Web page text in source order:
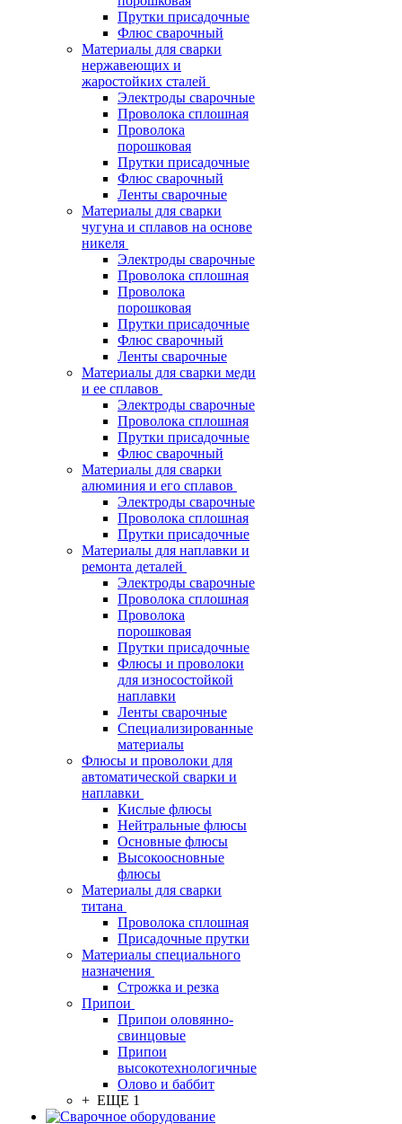
Прутки присадочные
Флюс сварочный
Материалы для сварки
нержавеющих и
жаростойких сталей
Электроды сварочные
Проволока сплошная
Проволока
порошковая
Прутки присадочные
Флюс сварочный
Ленты сварочные
Материалы для сварки
чугуна и сплавов на основе
никеля
Электроды сварочные
Проволока сплошная
Проволока
порошковая
Прутки присадочные
Флюс сварочный
Ленты сварочные
Материалы для сварки меди
и ее сплавов
Электроды сварочные
Проволока сплошная
Прутки присадочные
Флюс сварочный
Материалы для сварки
алюминия и его сплавов
Электроды сварочные
Проволока сплошная
Прутки присадочные
Материалы для наплавки и
ремонта деталей
Электроды сварочные
Проволока сплошная
Проволока
порошковая
Прутки присадочные
Флюсы и проволоки
для износостойкой
наплавки
Ленты сварочные
Специализированные
материалы
Флюсы и проволоки для
автоматической сварки и
наплавки
Кислые флюсы
Нейтральные флюсы
Основные флюсы
Высокоосновные
флюсы
Материалы для сварки
титана
Проволока сплошная
Присадочные прутки
Материалы специального
назначения
Строжка и резка
Припои
Припои оловянно-
свинцовые
Припои
высокотехнологичные
Олово и баббит
+ ЕЩЕ 1